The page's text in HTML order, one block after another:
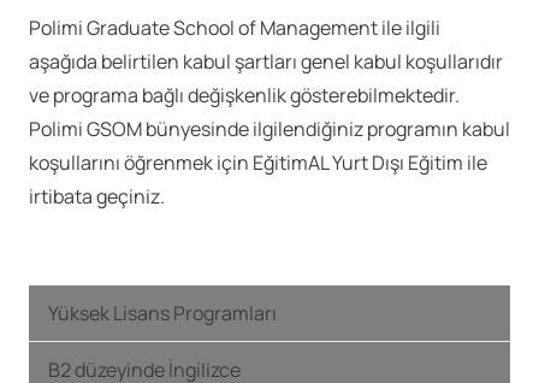
Polimi Graduate School of Management ile ilgili
aşağıda belirtilen kabul şartları genel kabul koşullarıdır
ve programa bağlı değişkenlik gösterebilmektedir.
Polimi GSOM bünyesinde ilgilendiğiniz programın kabul
koşullarını öğrenmek için EğitimAL Yurt Dışı Eğitim ile
irtibata geçiniz.
Yüksek Lisans Programları
B2 düzeyinde İngilizce